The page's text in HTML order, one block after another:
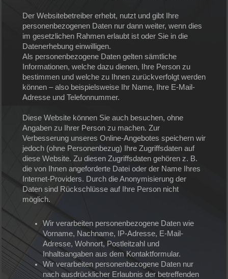
Der Websitebetreiber erhebt, nutzt und gibt Ihre
personenbezogenen Daten nur dann weiter, wenn dies
im gesetzlichen Rahmen erlaubt ist oder Sie in die
Datenerhebung einwilligen.
Als personenbezogene Daten gelten sämtliche
Informationen, welche dazu dienen, Ihre Person zu
bestimmen und welche zu Ihnen zurückverfolgt werden
können – also beispielsweise Ihr Name, Ihre E-Mail-
Adresse und Telefonnummer.
Diese Website können Sie auch besuchen, ohne
Angaben zu Ihrer Person zu machen. Zur
Verbesserung unseres Online-Angebotes speichern wir
jedoch (ohne Personenbezug) Ihre Zugriffsdaten auf
diese Website. Zu diesen Zugriffsdaten gehören z. B.
die von Ihnen angeforderte Datei oder der Name Ihres
Internet-Providers. Durch die Anonymisierung der
Daten sind Rückschlüsse auf Ihre Person nicht
möglich.
Wir verarbeiten personenbezogene Daten wie
Vorname, Nachname, IP-Adresse, E-Mail-
Adresse, Wohnort, Postleitzahl und
Inhaltsangaben aus dem Kontaktformular.
Wir verarbeiten personenbezogene Daten nur
nach ausdrücklicher Erlaubnis der betreffenden